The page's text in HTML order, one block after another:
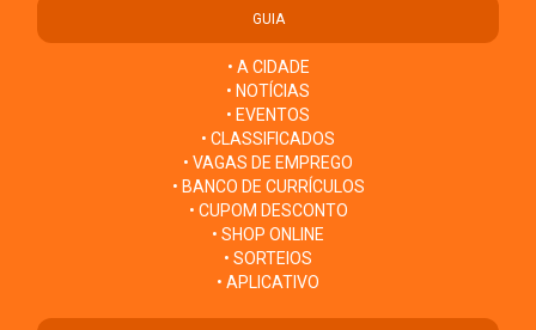
GUIA
• A CIDADE
• NOTÍCIAS
• EVENTOS
• CLASSIFICADOS
• VAGAS DE EMPREGO
• BANCO DE CURRÍCULOS
• CUPOM DESCONTO
• SHOP ONLINE
• SORTEIOS
• APLICATIVO